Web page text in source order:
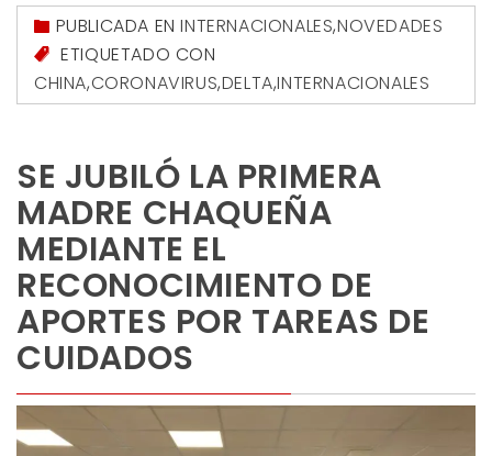
PUBLICADA ENINTERNACIONALES,NOVEDADES
ETIQUETADO CON
CHINA,CORONAVIRUS,DELTA,INTERNACIONALES
SE JUBILÓ LA PRIMERA
MADRE CHAQUEÑA
MEDIANTE EL
RECONOCIMIENTO DE
APORTES POR TAREAS DE
CUIDADOS